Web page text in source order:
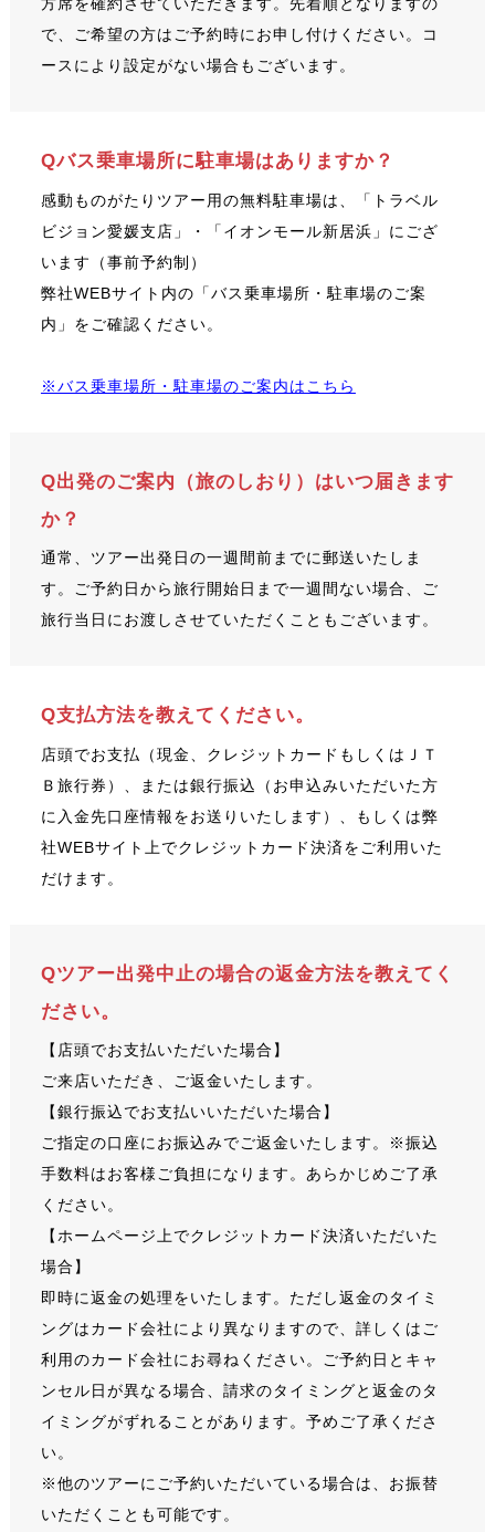
方席を確約させていただきます。先着順となりますの
で、ご希望の方はご予約時にお申し付けください。コ
ースにより設定がない場合もございます。
Qバス乗車場所に駐車場はありますか？
感動ものがたりツアー用の無料駐車場は、「トラベル
ビジョン愛媛支店」・「イオンモール新居浜」にござ
います（事前予約制）
弊社WEBサイト内の「バス乗車場所・駐車場のご案
内」をご確認ください。
※バス乗車場所・駐車場のご案内はこちら
Q出発のご案内（旅のしおり）はいつ届きます
か？
通常、ツアー出発日の一週間前までに郵送いたしま
す。ご予約日から旅行開始日まで一週間ない場合、ご
旅行当日にお渡しさせていただくこともございます。
Q支払方法を教えてください。
店頭でお支払（現金、クレジットカードもしくはＪＴ
Ｂ旅行券）、または銀行振込（お申込みいただいた方
に入金先口座情報をお送りいたします）、もしくは弊
社WEBサイト上でクレジットカード決済をご利用いた
だけます。
Qツアー出発中止の場合の返金方法を教えてく
ださい。
【店頭でお支払いただいた場合】
ご来店いただき、ご返金いたします。
【銀行振込でお支払いいただいた場合】
ご指定の口座にお振込みでご返金いたします。※振込
手数料はお客様ご負担になります。あらかじめご了承
ください。
【ホームページ上でクレジットカード決済いただいた
場合】
即時に返金の処理をいたします。ただし返金のタイミ
ングはカード会社により異なりますので、詳しくはご
利用のカード会社にお尋ねください。ご予約日とキャ
ンセル日が異なる場合、請求のタイミングと返金のタ
イミングがずれることがあります。予めご了承くださ
い。
※他のツアーにご予約いただいている場合は、お振替
いただくことも可能です。